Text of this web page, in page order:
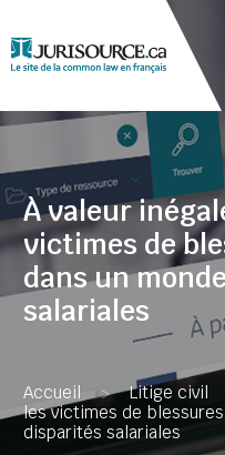
À valeur
victimes de
dans un
salariales
Accueil > Litige civil
les victimes de
disparités salariales